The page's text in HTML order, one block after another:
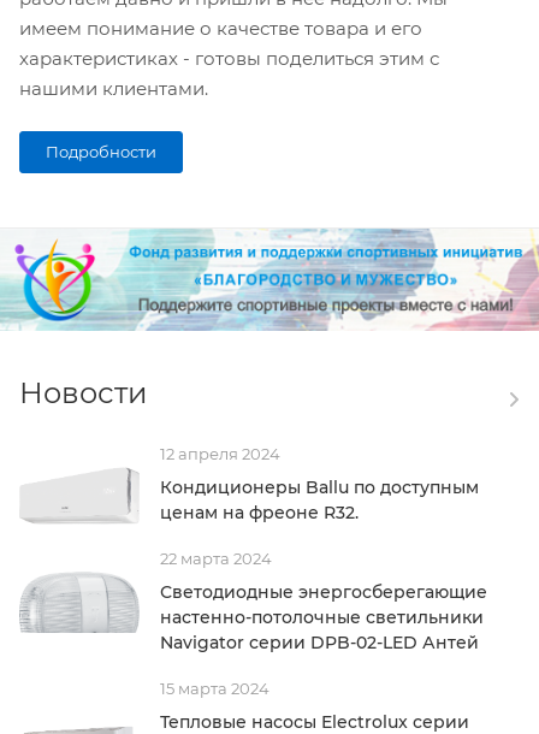
имеем понимание о качестве товара и его
характеристиках - готовы поделиться этим с
нашими клиентами.
Подробности
Новости
12 апреля 2024
Кондиционеры Ballu по доступным
ценам на фреоне R32.
22 марта 2024
Светодиодные энергосберегающие
настенно-потолочные светильники
Navigator серии DPB-02-LED Антей
15 марта 2024
Тепловые насосы Electrolux серии